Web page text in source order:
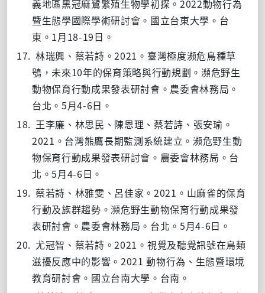
義地區黑冠麻鷺繁殖生物學初探。2022動物行為
暨生態學國際學術研討會。國立台東大學。台
東。 1 月 18-19 日。
17. 林瑞興、蔡若詩。2021 。臺灣極度瀕危鳥種草
鴞，未來10年的保育策略與行動規劃。瀕危野生
動物保育行動成果發表研討會。農委會林務局。
台北。 5 月4-6 日。
18. 王李廉、林思民、陳恩理、蔡若詩、張安瑜。
2021 。台灣熊鷹長期監測系統建立。瀕危野生動
物保育行動成果發表研討會。農委會林務局。台
北。5 月 4-6 日。
19. 蔡若詩、林雅雯、呂佳家。2021 。山麻雀的保育
行動及族群趨勢。瀕危野生動物保育行動成果發
表研討會。農委會林務局。台北。5 月4-6 日。
20. 尤冠智、蔡若詩。2021 。視覺及聽覺訊號在鳥類
滋擾反應中的影響。 2021動物行為、生態暨環境
教育研討會。國立台南大學。台南。